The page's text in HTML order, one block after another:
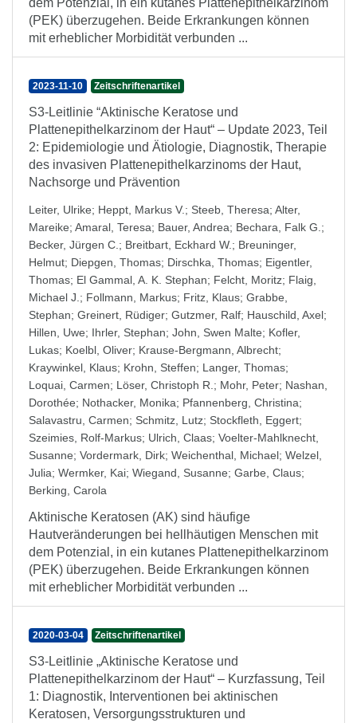
dem Potenzial, in ein kutanes Plattenepithelkarzinom
(PEK) überzugehen. Beide Erkrankungen können
mit erheblicher Morbidität verbunden ...
2023-11-10 Zeitschriftenartikel
S3-Leitlinie “Aktinische Keratose und
Plattenepithelkarzinom der Haut“ – Update 2023, Teil
2: Epidemiologie und Ätiologie, Diagnostik, Therapie
des invasiven Plattenepithelkarzinoms der Haut,
Nachsorge und Prävention
Leiter, Ulrike; Heppt, Markus V. ; Steeb, Theresa; Alter,
Mareike; Amaral, Teresa; Bauer, Andrea; Bechara, Falk G. ;
Becker, Jürgen C. ; Breitbart, Eckhard W. ; Breuninger,
Helmut; Diepgen, Thomas; Dirschka, Thomas; Eigentler,
Thomas; El Gammal, A. K. Stephan; Felcht, Moritz; Flaig,
Michael J. ; Follmann, Markus; Fritz, Klaus; Grabbe,
Stephan; Greinert, Rüdiger; Gutzmer, Ralf; Hauschild, Axel;
Hillen, Uwe; Ihrler, Stephan; John, Swen Malte; Kofler,
Lukas; Koelbl, Oliver; Krause-Bergmann, Albrecht;
Kraywinkel, Klaus; Krohn, Steffen; Langer, Thomas;
Loquai, Carmen; Löser, Christoph R. ; Mohr, Peter; Nashan,
Dorothée; Nothacker, Monika; Pfannenberg, Christina;
Salavastru, Carmen; Schmitz, Lutz; Stockfleth, Eggert;
Szeimies, Rolf-Markus; Ulrich, Claas; Voelter-Mahlknecht,
Susanne; Vordermark, Dirk; Weichenthal, Michael; Welzel,
Julia; Wermker, Kai; Wiegand, Susanne; Garbe, Claus;
Berking, Carola
Aktinische Keratosen (AK) sind häufige
Hautveränderungen bei hellhäutigen Menschen mit
dem Potenzial, in ein kutanes Plattenepithelkarzinom
(PEK) überzugehen. Beide Erkrankungen können
mit erheblicher Morbidität verbunden ...
2020-03-04 Zeitschriftenartikel
S3-Leitlinie „Aktinische Keratose und
Plattenepithelkarzinom der Haut“ – Kurzfassung, Teil
1: Diagnostik, Interventionen bei aktinischen
Keratosen, Versorgungsstrukturen und